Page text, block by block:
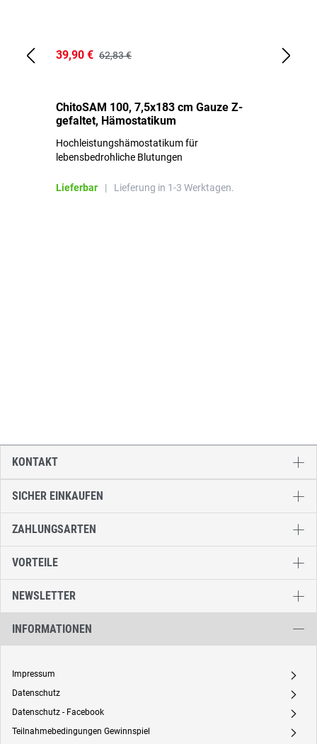
39,90 € 62,83 €
ChitoSAM 100, 7,5x183 cm Gauze Z-
gefaltet, Hämostatikum
Hochleistungshämostatikum für
lebensbedrohliche Blutungen
Lieferbar | Lieferung in 1-3 Werktagen.
SICHER EINKAUFEN
ZAHLUNGSARTEN
VORTEILE
NEWSLETTER
INFORMATIONEN
Impressum A
Datenschutz A
Datenschutz - Facebook A
Teilnahmebedingungen Gewinnspiel A
KONTAKT